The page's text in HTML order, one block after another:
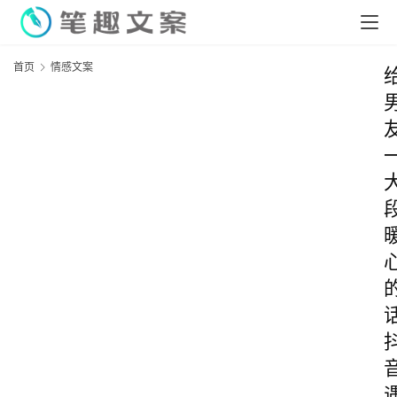
首页 情感文案